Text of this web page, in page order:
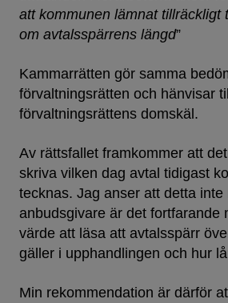
att kommunen lämnat tillräckligt
om avtalsspärrens längd”
Kammarrätten gör samma
förvaltningsrätten och hänvisar till
förvaltningsrättens domskäl.
Av rättsfallet framkommer att
skriva vilken dag avtal tidigast
tecknas. Jag anser att detta inte
anbudsgivare är det fortfarande
värde att läsa att avtalsspärr
gäller i upp­hand­lingen och hur
Min rekommendation är därför